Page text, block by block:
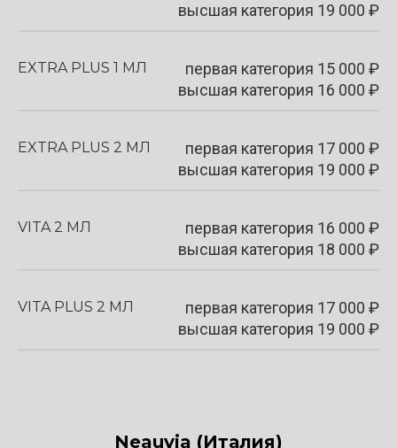
высшая категория 19 000 ₽
EXTRA PLUS 1 МЛ первая категория 15 000 ₽
высшая категория 16 000 ₽
EXTRA PLUS 2 МЛ первая категория 17 000 ₽
высшая категория 19 000 ₽
VITA 2 МЛ первая категория 16 000 ₽
высшая категория 18 000 ₽
VITA PLUS 2 МЛ первая категория 17 000 ₽
высшая категория 19 000 ₽
Neauvia (Италия)